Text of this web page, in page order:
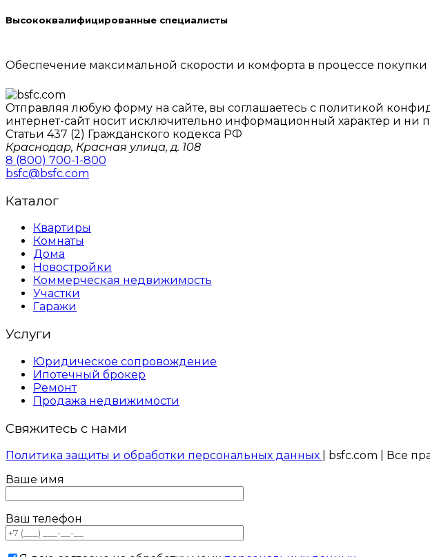
Высококвалифицированные специалисты
Обеспечение максимальной скорости и комфорта в процессе
Отправляя любую форму на сайте, вы соглашаетесь с политикой
интернет-сайт носит исключительно информационный характер и
Статьи 437 (2) Гражданского кодекса РФ
Краснодар, Красная улица, д. 108
8 (800) 700-1-800
bsfc@bsfc.com
Каталог
Квартиры
Комнаты
Дома
Новостройки
Коммерческая недвижимость
Участки
Гаражи
Услуги
Юридическое сопровождение
Ипотечный брокер
Ремонт
Продажа недвижимости
Свяжитесь с нами
Политика защиты и обработки персональных данных | bsfc.com | Все
Ваше имя
Ваш телефон